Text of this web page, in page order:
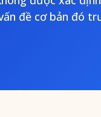
đề cơ bản đó